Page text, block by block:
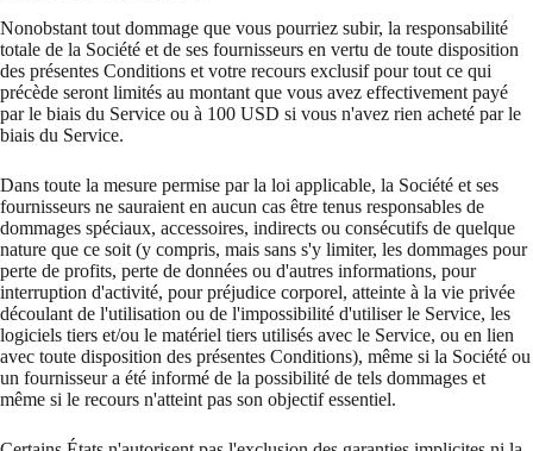
Nonobstant tout dommage que vous pourriez subir, la responsabilité
totale de la Société et de ses fournisseurs en vertu de toute disposition
des présentes Conditions et votre recours exclusif pour tout ce qui
précède seront limités au montant que vous avez effectivement payé
par le biais du Service ou à 100 USD si vous n'avez rien acheté par le
biais du Service.
Dans toute la mesure permise par la loi applicable, la Société et ses
fournisseurs ne sauraient en aucun cas être tenus responsables de
dommages spéciaux, accessoires, indirects ou consécutifs de quelque
nature que ce soit (y compris, mais sans s'y limiter, les dommages pour
perte de profits, perte de données ou d'autres informations, pour
interruption d'activité, pour préjudice corporel, atteinte à la vie privée
découlant de l'utilisation ou de l'impossibilité d'utiliser le Service, les
logiciels tiers et/ou le matériel tiers utilisés avec le Service, ou en lien
avec toute disposition des présentes Conditions), même si la Société ou
un fournisseur a été informé de la possibilité de tels dommages et
même si le recours n'atteint pas son objectif essentiel.